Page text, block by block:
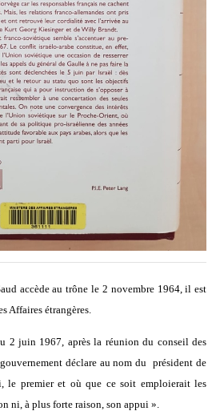
accède au trône le 2 novembre 1964, il est
Affaires étrangères.
2 juin 1967, après la réunion du conseil des
déclare au nom du président de
le premier et où que ce soit emploierait les
ni, à plus forte raison, son appui ».